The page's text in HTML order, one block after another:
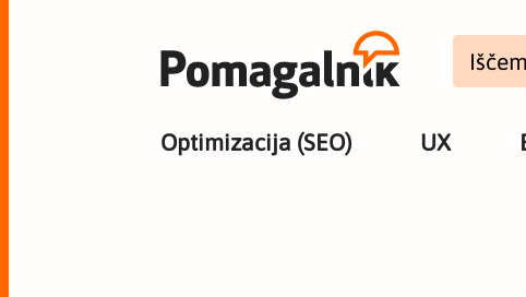
Optimizacija (SEO) UX